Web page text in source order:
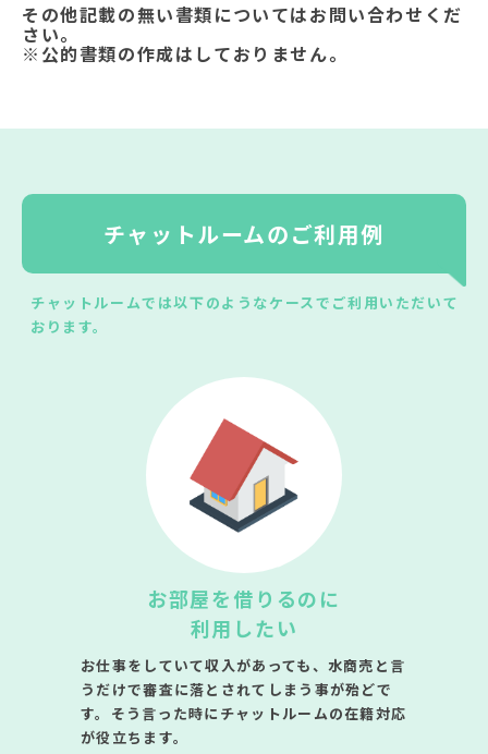
その他記載の無い書類についてはお問い合わせくだ
さい。
※公的書類の作成はしておりません。
チャットルームのご利用例
チャットルームでは以下のようなケースでご利用いただいて
おります。
お部屋を借りるのに
利用したい
お仕事をしていて収入があっても、水商売と言
うだけで審査に落とされてしまう事が殆どで
す。そう言った時にチャットルームの在籍対応
が役立ちます。